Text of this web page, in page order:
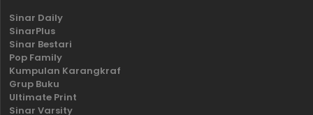
Sinar Daily
SinarPlus
Sinar Bestari
Pop Family
Kumpulan Karangkraf
Grup Buku
Ultimate Print
Sinar Varsity